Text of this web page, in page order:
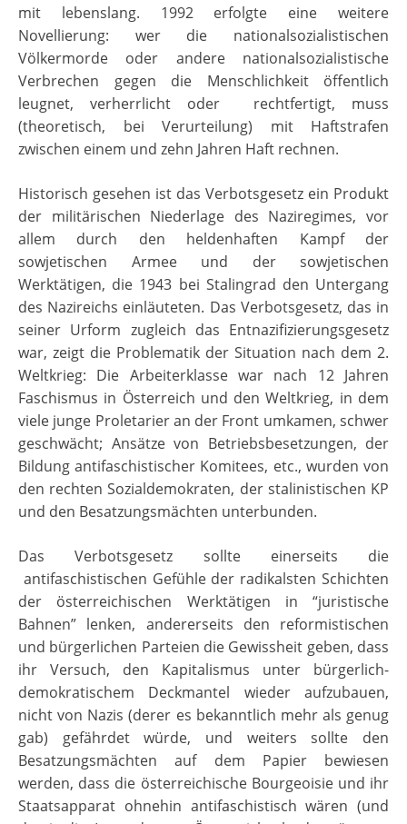
mit lebenslang. 1992 erfolgte eine weitere
Novellierung: wer die nationalsozialistischen
Völkermorde oder andere nationalsozialistische
Verbrechen gegen die Menschlichkeit öffentlich
leugnet, verherrlicht oder rechtfertigt, muss
(theoretisch, bei Verurteilung) mit Haftstrafen
zwischen einem und zehn Jahren Haft rechnen.
Historisch gesehen ist das Verbotsgesetz ein Produkt
der militärischen Niederlage des Naziregimes, vor
allem durch den heldenhaften Kampf der
sowjetischen Armee und der sowjetischen
Werktätigen, die 1943 bei Stalingrad den Untergang
des Nazireichs einläuteten. Das Verbotsgesetz, das in
seiner Urform zugleich das Entnazifizierungsgesetz
war, zeigt die Problematik der Situation nach dem 2.
Weltkrieg: Die Arbeiterklasse war nach 12 Jahren
Faschismus in Österreich und den Weltkrieg, in dem
viele junge Proletarier an der Front umkamen, schwer
geschwächt; Ansätze von Betriebsbesetzungen, der
Bildung antifaschistischer Komitees, etc., wurden von
den rechten Sozialdemokraten, der stalinistischen KP
und den Besatzungsmächten unterbunden.
Das Verbotsgesetz sollte einerseits die
antifaschistischen Gefühle der radikalsten Schichten
der österreichischen Werktätigen in “juristische
Bahnen” lenken, andererseits den reformistischen
und bürgerlichen Parteien die Gewissheit geben, dass
ihr Versuch, den Kapitalismus unter bürgerlich-
demokratischem Deckmantel wieder aufzubauen,
nicht von Nazis (derer es bekanntlich mehr als genug
gab) gefährdet würde, und weiters sollte den
Besatzungsmächten auf dem Papier bewiesen
werden, dass die österreichische Bourgeoisie und ihr
Staatsapparat ohnehin antifaschistisch wären (und